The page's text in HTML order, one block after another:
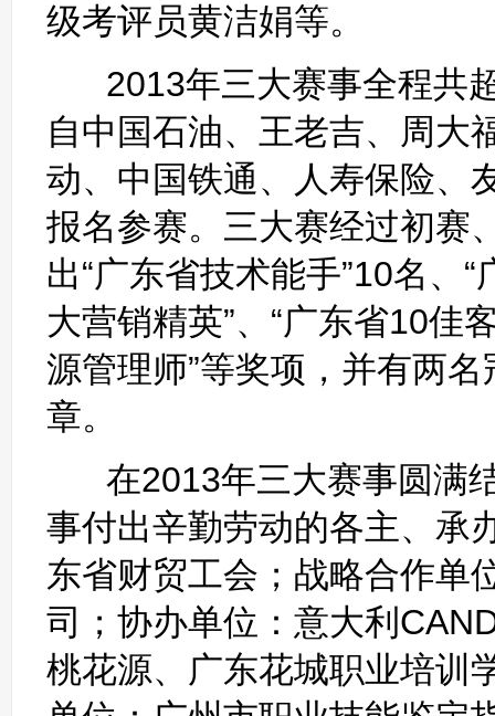
级考评员黄洁娟等。
2013年三大赛事全程共
自中国石油、王老吉、周大
动、中国铁通、人寿保险、
报名参赛。三大赛经过初赛
出“广东省技术能手”10名、
大营销精英”、“广东省10佳
源管理师”等奖项，并有两
章。
在2013年三大赛事圆满
事付出辛勤劳动的各主、承
东省财贸工会；战略合作单
司；协办单位：意大利
桃花源、广东花城职业培训